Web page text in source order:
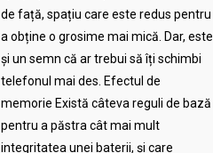
de față, spațiu care este redus pentru
a obține o grosime mai mică. Dar, este
și un semn că ar trebui să îți schimbi
telefonul mai des. Efectul de
memorie Există câteva reguli de bază
pentru a păstra cât mai mult
integritatea unei baterii, și care